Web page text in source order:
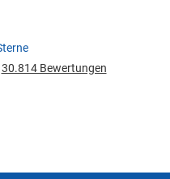
30.814 Bewertungen